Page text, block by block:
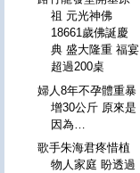
祖 元光神佛
18661歲佛誕慶
典 盛大隆重 福宴
超過200桌
婦人8年不孕體重暴
增30公斤 原來是
因為…
歌手朱海君疼惜植
物人家庭 盼透過